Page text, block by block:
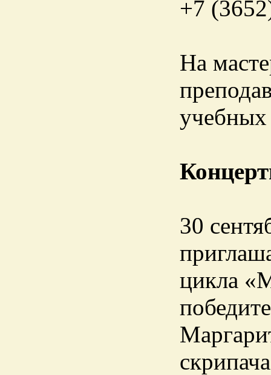
+7
На
учебных
30
цикла